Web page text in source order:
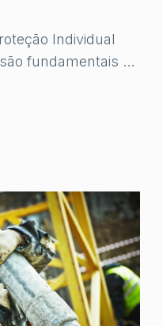
Individual
fundamentais …